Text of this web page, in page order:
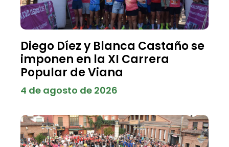
Diego Díez y Blanca Castaño se
imponen en la XI Carrera
Popular de Viana
4 de agosto de 2026